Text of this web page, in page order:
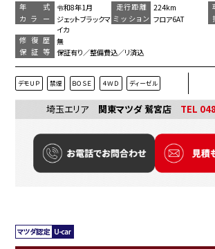
年 式 令和8年1月 走行距離 224km
カラー
ジェットブラックマ
イカ
ミッション フロア6AT
修復歴
無
保証等
保証有り／整備費込／リ済込
デモＵＰ 禁煙 ＢＯＳＥ ４ＷＤ ディーゼル
埼玉エリア 関東マツダ 鷲宮店 TEL